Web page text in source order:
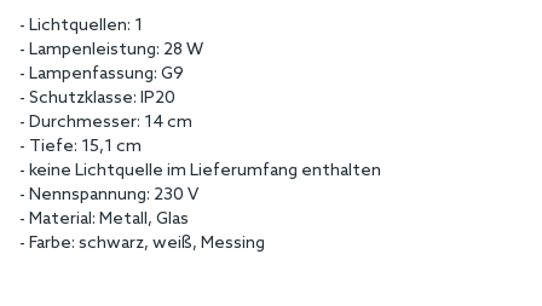
- Lichtquellen: 1
- Lampenleistung: 28 W
- Lampenfassung: G9
- Schutzklasse: IP20
- Durchmesser: 14 cm
- Tiefe: 15,1 cm
- keine Lichtquelle im Lieferumfang enthalten
- Nennspannung: 230 V
- Material: Metall, Glas
- Farbe: schwarz, weiß, Messing